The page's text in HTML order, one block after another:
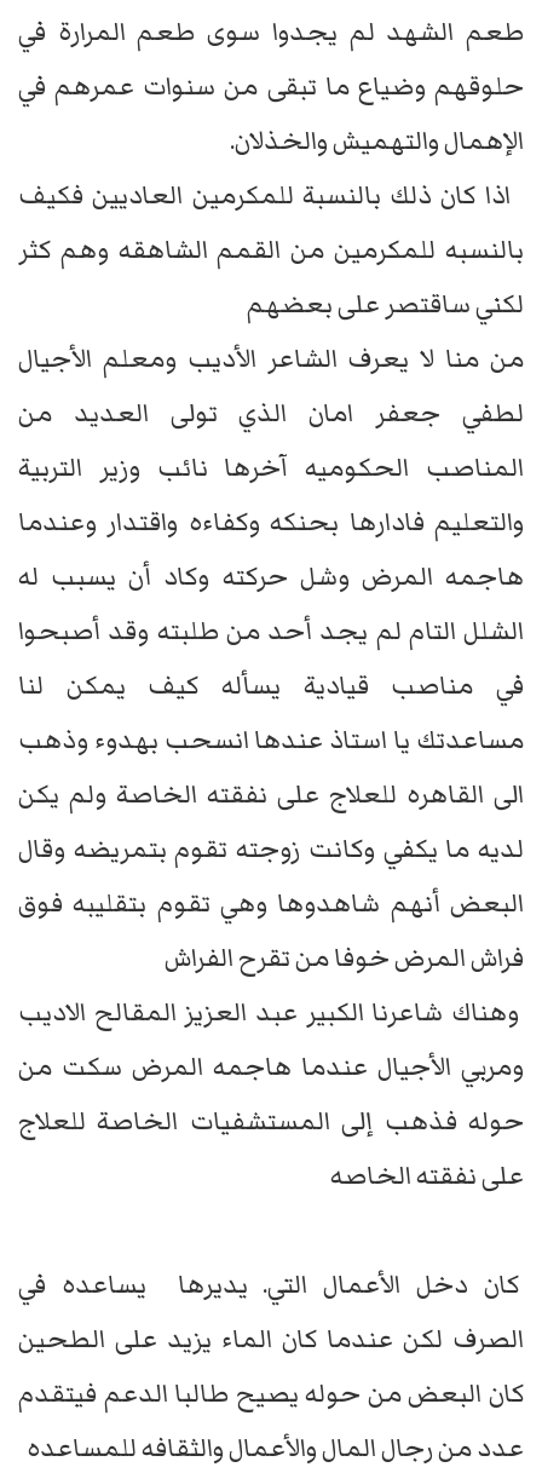
طعم الشهد لم يجدوا سوى طعم المرارة في
حلوقهم وضياع ما تبقى من سنوات عمرهم في
الإهمال والتهميش والخذلان.
اذا كان ذلك بالنسبة للمكرمين العاديين فكيف
بالنسبه للمكرمين من القمم الشاهقه وهم كثر
لكني ساقتصر على بعضهم
من منا لا يعرف الشاعر الأديب ومعلم الأجيال
لطفي جعفر امان الذي تولى العديد من
المناصب الحكوميه آخرها نائب وزير التربية
والتعليم فادارها بحنكه وكفاءه واقتدار وعندما
هاجمه المرض وشل حركته وكاد أن يسبب له
الشلل التام لم يجد أحد من طلبته وقد أصبحوا
في مناصب قيادية يسأله كيف يمكن لنا
مساعدتك يا استاذ عندها انسحب بهدوء وذهب
الى القاهره للعلاج على نفقته الخاصة ولم يكن
لديه ما يكفي وكانت زوجته تقوم بتمريضه وقال
البعض أنهم شاهدوها وهي تقوم بتقليبه فوق
فراش المرض خوفا من تقرح الفراش
وهناك شاعرنا الكبير عبد العزيز المقالح الاديب
ومربي الأجيال عندما هاجمه المرض سكت من
حوله فذهب إلى المستشفيات الخاصة للعلاج
على نفقته الخاصه
كان دخل الأعمال التي. يديرها يساعده في
الصرف لكن عندما كان الماء يزيد على الطحين
كان البعض من حوله يصيح طالبا الدعم فيتقدم
عدد من رجال المال والأعمال والثقافه للمساعده